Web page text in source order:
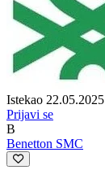
Istekao 22.05.2025
Prijavi se
B
Benetton SMC